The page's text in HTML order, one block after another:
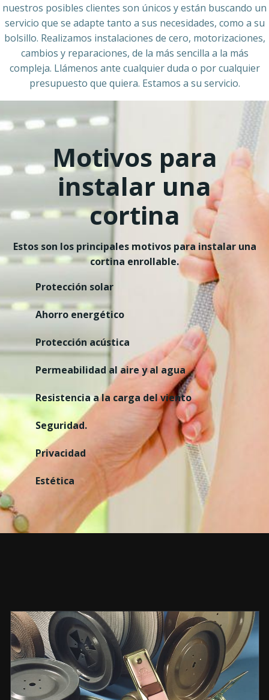
nuestros posibles clientes son únicos y están buscando un
servicio que se adapte tanto a sus necesidades, como a su
bolsillo. Realizamos instalaciones de cero, motorizaciones,
cambios y reparaciones, de la más sencilla a la más
compleja. Llámenos ante cualquier duda o por cualquier
presupuesto que quiera. Estamos a su servicio.
Motivos para
instalar una
cortina
Estos son los principales motivos para instalar una
cortina enrollable.
Protección solar
Ahorro energético
Protección acústica
Permeabilidad al aire y al agua
Resistencia a la carga del viento
Seguridad.
Privacidad
Estética